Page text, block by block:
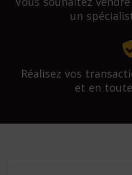
un
Réalisez vos
et en